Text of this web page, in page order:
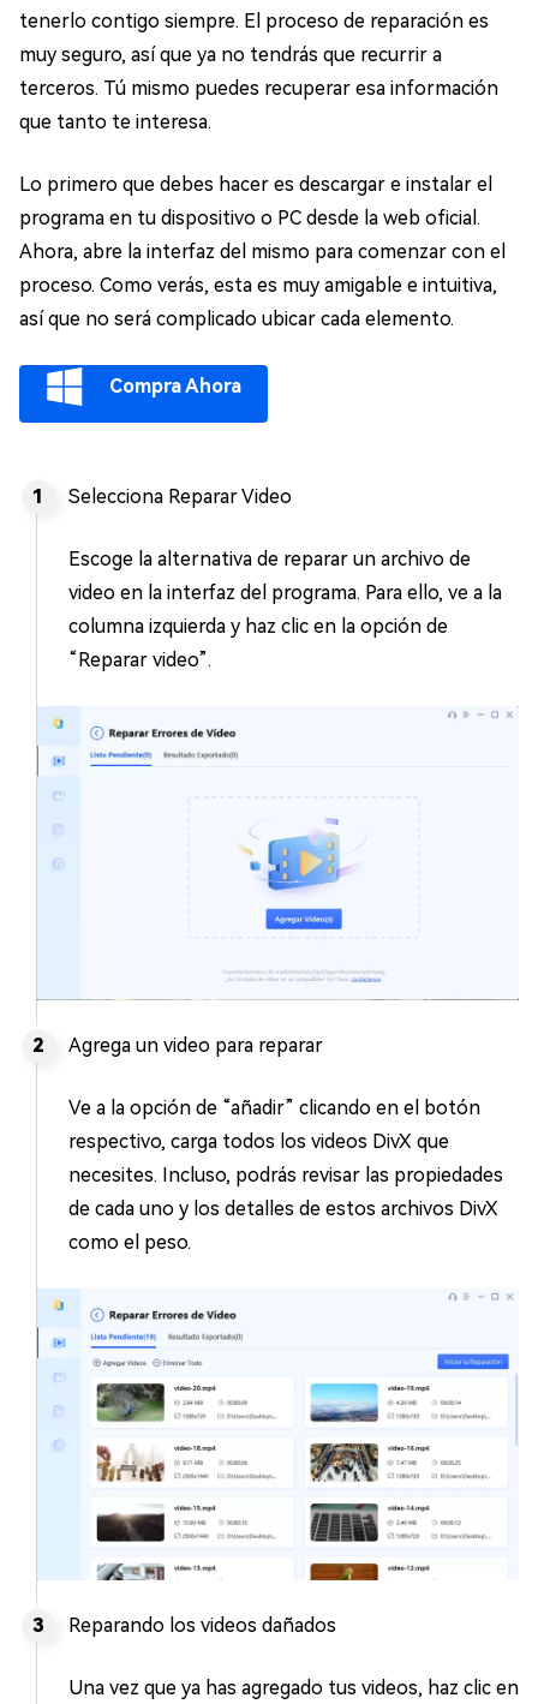
tenerlo contigo siempre. El proceso de reparación es
muy seguro, así que ya no tendrás que recurrir a
terceros. Tú mismo puedes recuperar esa información
que tanto te interesa.
Lo primero que debes hacer es descargar e instalar el
programa en tu dispositivo o PC desde la web oficial.
Ahora, abre la interfaz del mismo para comenzar con el
proceso. Como verás, esta es muy amigable e intuitiva,
así que no será complicado ubicar cada elemento.
Compra Ahora
Selecciona Reparar Video
Escoge la alternativa de reparar un archivo de
video en la interfaz del programa. Para ello, ve a la
columna izquierda y haz clic en la opción de
“Reparar video”.
Agrega un video para reparar
Ve a la opción de “añadir” clicando en el botón
respectivo, carga todos los videos DivX que
necesites. Incluso, podrás revisar las propiedades
de cada uno y los detalles de estos archivos DivX
como el peso.
Reparando los videos dañados
Una vez que ya has agregado tus videos, haz clic en